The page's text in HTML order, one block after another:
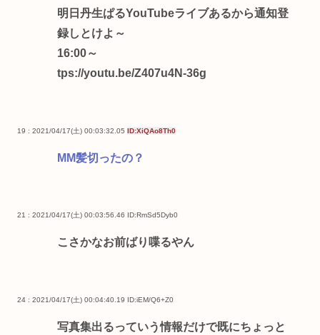
明日丹生ぱるYouTubeライブあるから通知登
録しとけよ～
16:00～
tps://youtu.be/Z407u4N-36g
19 : 2021/04/17(土) 00:03:32.05 ID:XiQAo8Th0
MM髪切ったの？
21 : 2021/04/17(土) 00:03:56.46 ID:RmSd5Dyb0
こさかなお前ばり喋るやん
24 : 2021/04/17(土) 00:04:40.19 ID:iEM/Q6+Z0
写真集出るっていう情報だけで既にちょっと